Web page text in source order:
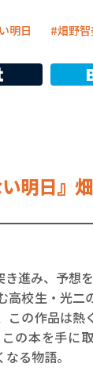
明日 畑野
明日』
進み、予想
校生・光二
の作品は
の本を手に
る物語。